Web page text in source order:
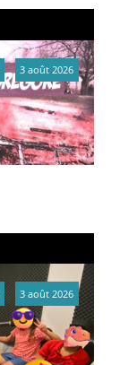
3 août 2026
3 août 2026